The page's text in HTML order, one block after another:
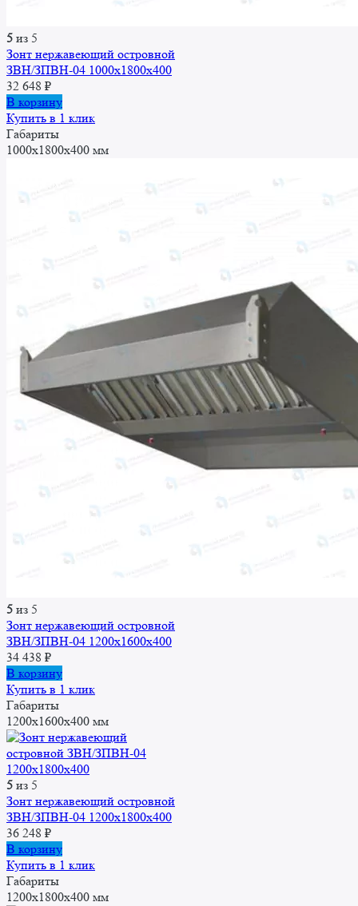
5 из 5
Зонт нержавеющий островной
ЗВН/ЗПВН-04 1000х1800х400
32 648 ₽
В корзину
Купить в 1 клик
Габариты
1000x1800x400 мм
5 из 5
Зонт нержавеющий островной
ЗВН/ЗПВН-04 1200х1600х400
34 438 ₽
В корзину
Купить в 1 клик
Габариты
1200x1600x400 мм
5 из 5
Зонт нержавеющий островной
ЗВН/ЗПВН-04 1200х1800х400
36 248 ₽
В корзину
Купить в 1 клик
Габариты
1200x1800x400 мм